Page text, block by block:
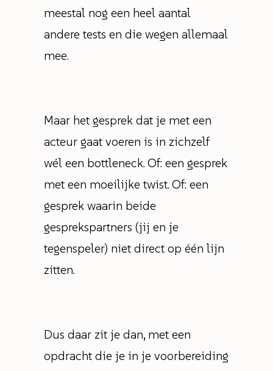
meestal nog een heel aantal
andere tests en die wegen allemaal
mee.
Maar het gesprek dat je met een
acteur gaat voeren is in zichzelf
wél een bottleneck. Of: een gesprek
met een moeilijke twist. Of: een
gesprek waarin beide
gesprekspartners (jij en je
tegenspeler) niet direct op één lijn
zitten.
Dus daar zit je dan, met een
opdracht die je in je voorbereiding